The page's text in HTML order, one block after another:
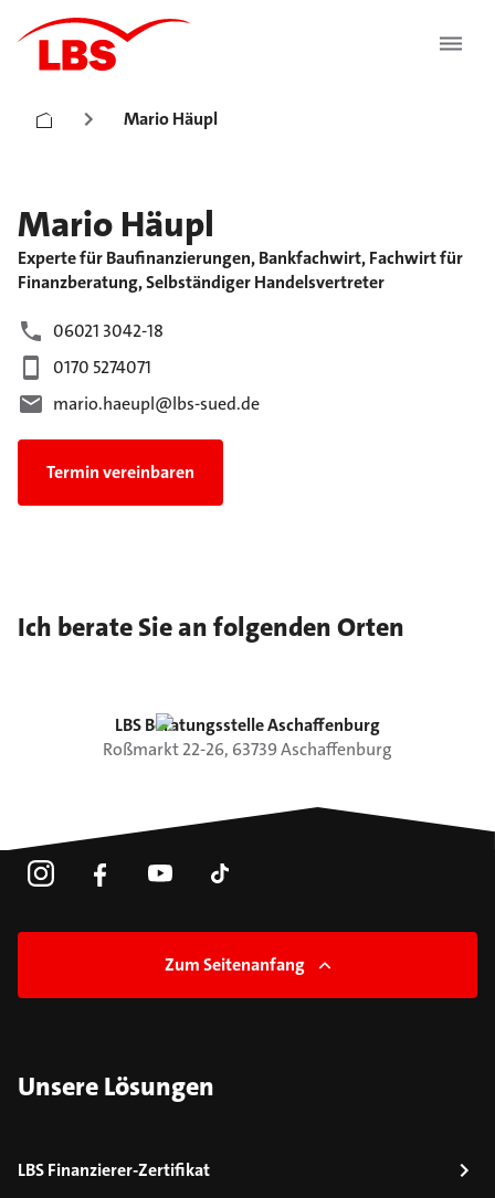
Mario Häupl
Mario Häupl
Experte für Baufinanzierungen, Bankfachwirt, Fachwirt für
Finanzberatung, Selbständiger Handelsvertreter
06021 3042-18
0170 5274071
mario.haeupl@lbs-sued.de
Termin vereinbaren
Ich berate Sie an folgenden Orten
LBS Beratungsstelle Aschaffenburg
Roßmarkt22-26, 63739Aschaffenburg
Zum Seitenanfang
Unsere Lösungen
LBS Finanzierer-Zertifikat